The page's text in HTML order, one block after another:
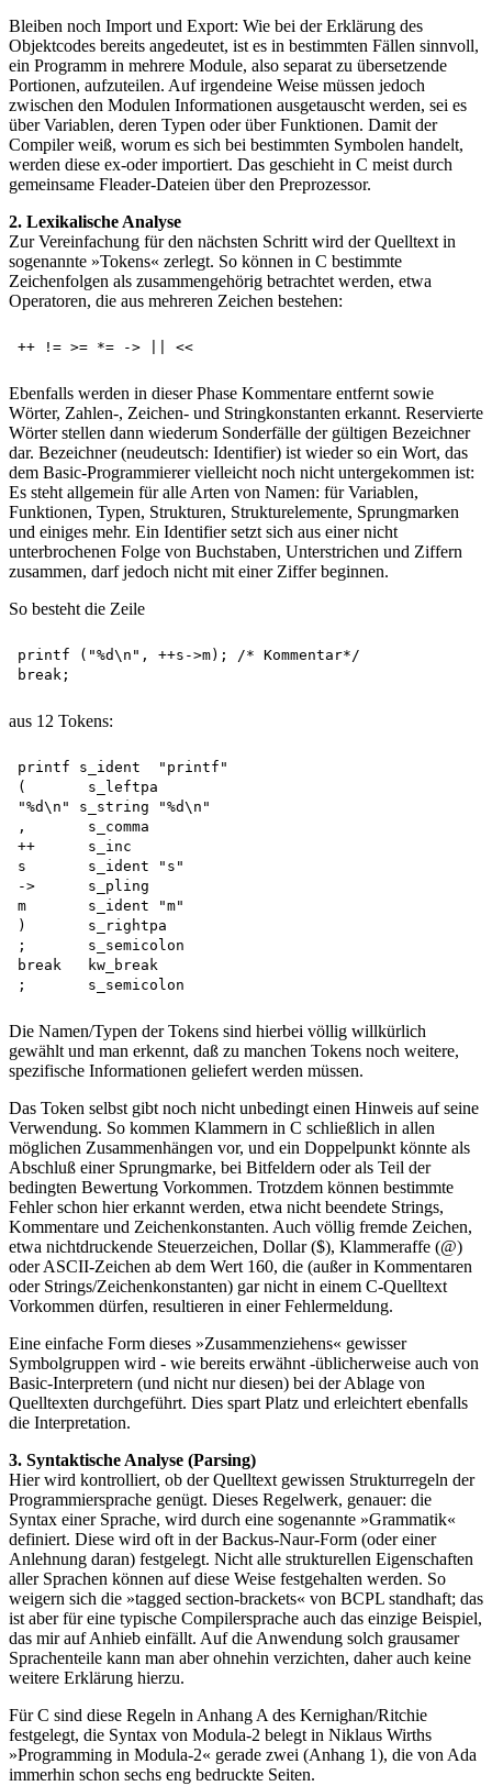
Bleiben noch Import und Export: Wie bei der Erklärung des
Objektcodes bereits angedeutet, ist es in bestimmten Fällen sinnvoll,
ein Programm in mehrere Module, also separat zu übersetzende
Portionen, aufzuteilen. Auf irgendeine Weise müssen jedoch
zwischen den Modulen Informationen ausgetauscht werden, sei es
über Variablen, deren Typen oder über Funktionen. Damit der
Compiler weiß, worum es sich bei bestimmten Symbolen handelt,
werden diese ex-oder importiert. Das geschieht in C meist durch
gemeinsame Fleader-Dateien über den Preprozessor.
2. Lexikalische Analyse
Zur Vereinfachung für den nächsten Schritt wird der Quelltext in
sogenannte »Tokens« zerlegt. So können in C bestimmte
Zeichenfolgen als zusammengehörig betrachtet werden, etwa
Operatoren, die aus mehreren Zeichen bestehen:
Ebenfalls werden in dieser Phase Kommentare entfernt sowie
Wörter, Zahlen-, Zeichen- und Stringkonstanten erkannt. Reservierte
Wörter stellen dann wiederum Sonderfälle der gültigen Bezeichner
dar. Bezeichner (neudeutsch: Identifier) ist wieder so ein Wort, das
dem Basic-Programmierer vielleicht noch nicht untergekommen ist:
Es steht allgemein für alle Arten von Namen: für Variablen,
Funktionen, Typen, Strukturen, Strukturelemente, Sprungmarken
und einiges mehr. Ein Identifier setzt sich aus einer nicht
unterbrochenen Folge von Buchstaben, Unterstrichen und Ziffern
zusammen, darf jedoch nicht mit einer Ziffer beginnen.
So besteht die Zeile
printf ("%d\n", ++s->m); /* Kommentar*/
aus 12 Tokens:
printf s_ident	"printf"
(	s_leftpa
"%d\n" s_string "%d\n"
,	s_comma
++	s_inc
s	s_ident	"s"
->	s_pling
m	s_ident	"m"
)	s_rightpa
;	s_semicolon
break	kw_break
Die Namen/Typen der Tokens sind hierbei völlig willkürlich
gewählt und man erkennt, daß zu manchen Tokens noch weitere,
spezifische Informationen geliefert werden müssen.
Das Token selbst gibt noch nicht unbedingt einen Hinweis auf seine
Verwendung. So kommen Klammern in C schließlich in allen
möglichen Zusammenhängen vor, und ein Doppelpunkt könnte als
Abschluß einer Sprungmarke, bei Bitfeldern oder als Teil der
bedingten Bewertung Vorkommen. Trotzdem können bestimmte
Fehler schon hier erkannt werden, etwa nicht beendete Strings,
Kommentare und Zeichenkonstanten. Auch völlig fremde Zeichen,
etwa nichtdruckende Steuerzeichen, Dollar ($), Klammeraffe (@)
oder ASCII-Zeichen ab dem Wert 160, die (außer in Kommentaren
oder Strings/Zeichenkonstanten) gar nicht in einem C-Quelltext
Vorkommen dürfen, resultieren in einer Fehlermeldung.
Eine einfache Form dieses »Zusammenziehens« gewisser
Symbolgruppen wird - wie bereits erwähnt -üblicherweise auch von
Basic-Interpretern (und nicht nur diesen) bei der Ablage von
Quelltexten durchgeführt. Dies spart Platz und erleichtert ebenfalls
die Interpretation.
3. Syntaktische Analyse (Parsing)
Hier wird kontrolliert, ob der Quelltext gewissen Strukturregeln der
Programmiersprache genügt. Dieses Regelwerk, genauer: die
Syntax einer Sprache, wird durch eine sogenannte »Grammatik«
definiert. Diese wird oft in der Backus-Naur-Form (oder einer
Anlehnung daran) festgelegt. Nicht alle strukturellen Eigenschaften
aller Sprachen können auf diese Weise festgehalten werden. So
weigern sich die »tagged section-brackets« von BCPL standhaft; das
ist aber für eine typische Compilersprache auch das einzige Beispiel,
das mir auf Anhieb einfällt. Auf die Anwendung solch grausamer
Sprachenteile kann man aber ohnehin verzichten, daher auch keine
weitere Erklärung hierzu.
Für C sind diese Regeln in Anhang A des Kernighan/Ritchie
festgelegt, die Syntax von Modula-2 belegt in Niklaus Wirths
»Programming in Modula-2« gerade zwei (Anhang 1), die von Ada
immerhin schon sechs eng bedruckte Seiten.